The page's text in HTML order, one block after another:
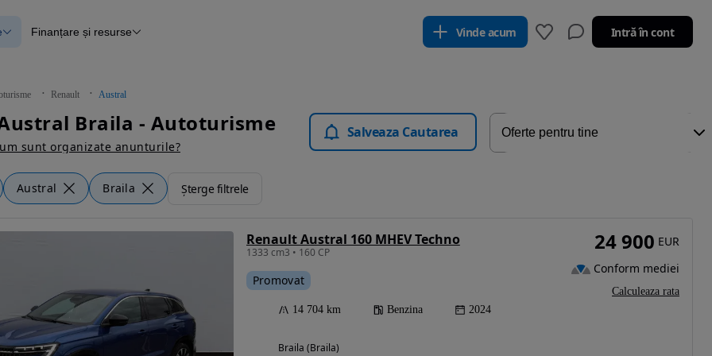
verificate
Blog Autovit.ro
Finanțare și resurse Vinde acum Intră în cont
Renault Austral
Braila - Autoturisme
sunt organizate anunturile?
Salveaza Cautarea
Austral Braila Șterge filtrele
Renault Austral 160 MHEV Techno
1333 cm3 • 160 CP
Promovat
14 704 km Benzina 2024
Braila (Braila)
24 900 EUR
Conform mediei
Calculeaza rata